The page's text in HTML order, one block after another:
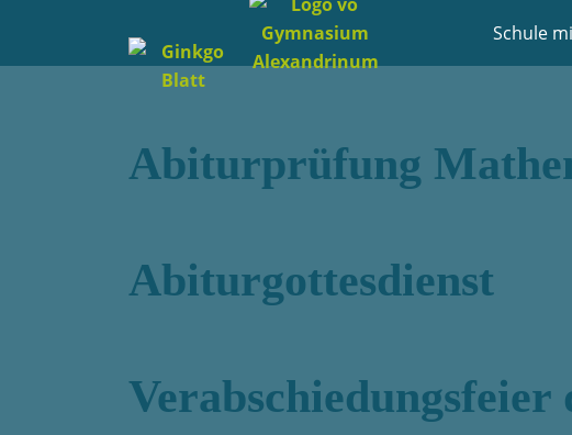
Schule
Abiturprüfung
Abiturgottesdienst